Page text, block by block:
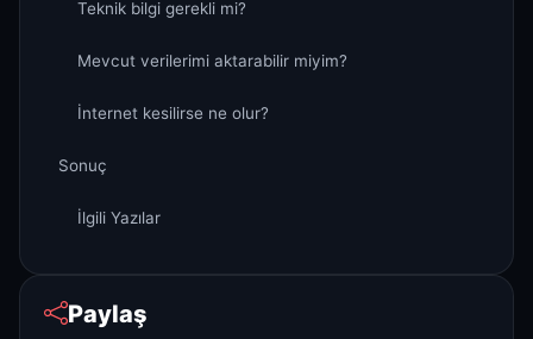
Teknik bilgi gerekli mi?
Mevcut verilerimi aktarabilir miyim?
İnternet kesilirse ne olur?
Sonuç
İlgili Yazılar
Paylaş